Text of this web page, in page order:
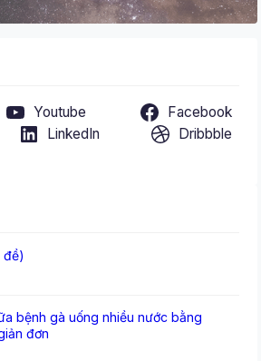
Youtube
Facebook
LinkedIn Dribbble
đề)
bệnh gà uống nhiều nước bằng
đơn